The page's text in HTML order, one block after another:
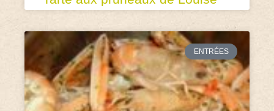
ENTRÉES